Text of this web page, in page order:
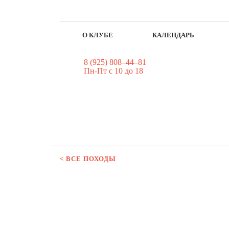
О КЛУБЕ КАЛЕНДАРЬ
8 (925) 808–44–81
Пн-Пт с 10 до 18
< ВСЕ ПОХОДЫ